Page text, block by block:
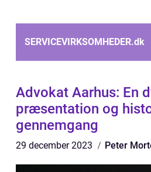
SERVICEVIRKSOMHEDER.dk
Advokat Aarhus: En
præsentation og
gennemgang
29 december 2023 Peter